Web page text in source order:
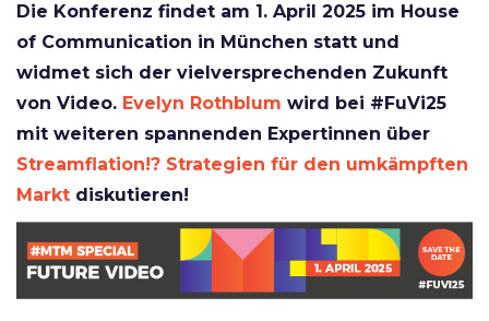
Die Konferenz findet am 1. April 2025 im House
of Communication in München statt und
widmet sich der vielversprechenden Zukunft
von Video. Evelyn Rothblum wird bei #FuVi25
mit weiteren spannenden Expertinnen über
Streamflation!? Strategien für den umkämpften
Markt diskutieren!